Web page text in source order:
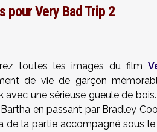
pour Very Bad Trip 2
toutes les images du film
de vie de garçon
avec une sérieuse gueule de
en passant par Bradley
de la partie accompagné sous